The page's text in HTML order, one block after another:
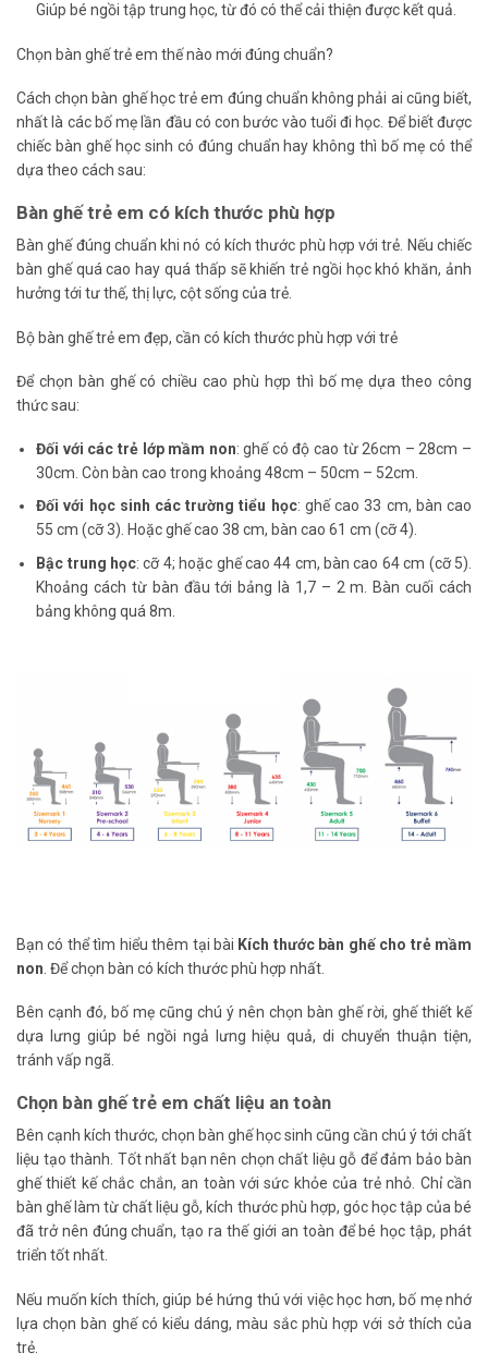
Giúp bé ngồi tập trung học, từ đó có thể cải thiện được kết quả.
Chọn bàn ghế trẻ em thế nào mới đúng chuẩn?
Cách chọn bàn ghế học trẻ em đúng chuẩn không phải ai cũng biết,
nhất là các bố mẹ lần đầu có con bước vào tuổi đi học. Để biết được
chiếc bàn ghế học sinh có đúng chuẩn hay không thì bố mẹ có thể
dựa theo cách sau:
Bàn ghế trẻ em có kích thước phù hợp
Bàn ghế đúng chuẩn khi nó có kích thước phù hợp với trẻ. Nếu chiếc
bàn ghế quá cao hay quá thấp sẽ khiến trẻ ngồi học khó khăn, ảnh
hưởng tới tư thế, thị lực, cột sống của trẻ.
Bộ bàn ghế trẻ em đẹp, cần có kích thước phù hợp với trẻ
Để chọn bàn ghế có chiều cao phù hợp thì bố mẹ dựa theo công
thức sau:
Đối với các trẻ lớp mầm non: ghế có độ cao từ 26cm – 28cm –
30cm. Còn bàn cao trong khoảng 48cm – 50cm – 52cm.
Đối với học sinh các trường tiểu học: ghế cao 33 cm, bàn cao
55 cm (cỡ 3). Hoặc ghế cao 38 cm, bàn cao 61 cm (cỡ 4).
Bậc trung học: cỡ 4; hoặc ghế cao 44 cm, bàn cao 64 cm (cỡ 5).
Khoảng cách từ bàn đầu tới bảng là 1,7 – 2 m. Bàn cuối cách
bảng không quá 8m.
Bạn có thể tìm hiểu thêm tại bài Kích thước bàn ghế cho trẻ mầm
non . Để chọn bàn có kích thước phù hợp nhất.
Bên cạnh đó, bố mẹ cũng chú ý nên chọn bàn ghế rời, ghế thiết kế
dựa lưng giúp bé ngồi ngả lưng hiệu quả, di chuyển thuận tiện,
tránh vấp ngã.
Chọn bàn ghế trẻ em chất liệu an toàn
Bên cạnh kích thước, chọn bàn ghế học sinh cũng cần chú ý tới chất
liệu tạo thành. Tốt nhất bạn nên chọn chất liệu gỗ để đảm bảo bàn
ghế thiết kế chắc chắn, an toàn với sức khỏe của trẻ nhỏ. Chỉ cần
bàn ghế làm từ chất liệu gỗ, kích thước phù hợp, góc học tập của bé
đã trở nên đúng chuẩn, tạo ra thế giới an toàn để bé học tập, phát
triển tốt nhất.
Nếu muốn kích thích, giúp bé hứng thú với việc học hơn, bố mẹ nhớ
lựa chọn bàn ghế có kiểu dáng, màu sắc phù hợp với sở thích của
trẻ.